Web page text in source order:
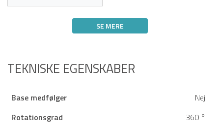
360° rotation og
medfølger
Offer for sin egen succes!
SE MERE
TEKNISKE EGENSKABER
Base medfølger
Nej
Rotationsgrad
360 °